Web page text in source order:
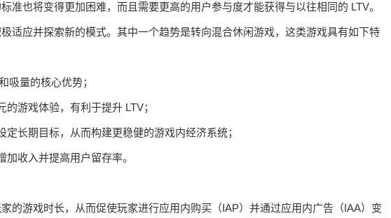
准也将变得更加困难，而且需要更高的用户参与度才能获得与以往相同的 LTV。
适应并探索新的模式。其中一个趋势是转向混合休闲游戏，这类游戏具有如下特
吸量的核心优势；
游戏体验，有利于提升 LTV；
长期目标，从而构建更稳健的游戏内经济系统；
收入并提高用户留存率。
的游戏时长，从而促使玩家进行应用内购买（IAP）并通过应用内广告（IAA）变